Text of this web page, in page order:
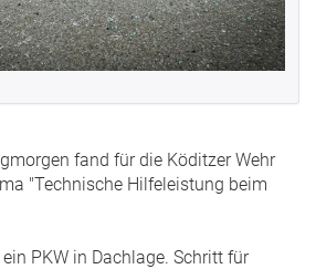
fand für die Köditzer Wehr
"Technische Hilfeleistung beim
PKW in Dachlage. Schritt für